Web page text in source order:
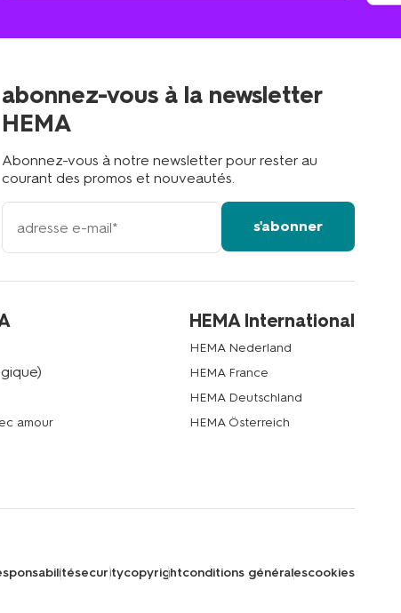
le
?
abonnez-vous à la newsletter
HEMA
Abonnez-vous à notre newsletter pour rester au
courant des promos et nouveautés.
votre
adresse
s'abonner
amour
HEMA International
HEMA Nederland
HEMA France
HEMA Deutschland
HEMA Österreich
securitycopyrightconditions généralescookies